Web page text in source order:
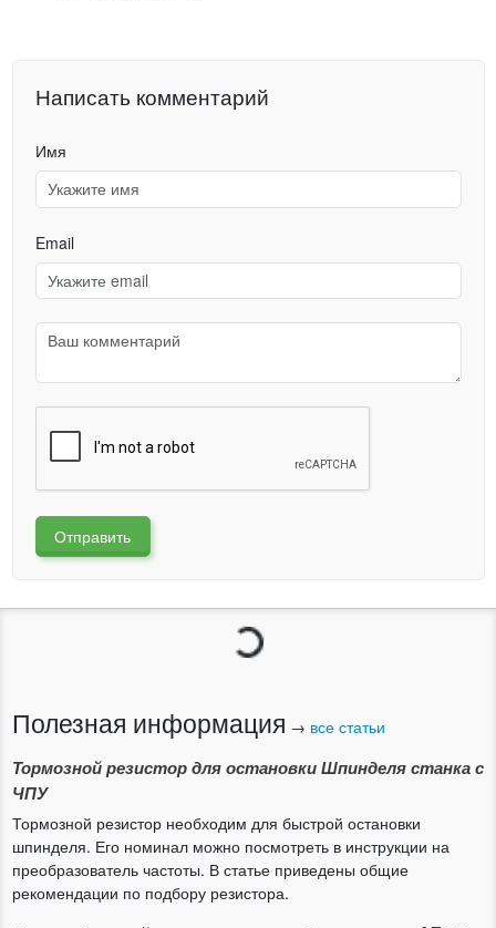
Написать комментарий
Имя
Email
Отправить
Загрузка...
Полезная информация → все статьи
Тормозной резистор для остановки Шпинделя станка с
ЧПУ
Тормозной резистор необходим для быстрой остановки
шпинделя. Его номинал можно посмотреть в инструкции на
преобразователь частоты. В статье приведены общие
рекомендации по подбору резистора.